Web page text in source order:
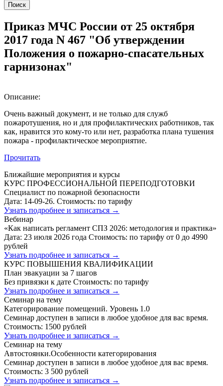
Поиск
Приказ МЧС России от 25 октября
2017 года N 467 "Об утверждении
Положения о пожарно-спасательных
гарнизонах"
Описание:
Очень важный документ, и не только для служб
пожаротушения, но и для профилактических работников, так
как, нравится это кому-то или нет, разработка плана тушения
пожара - профилактическое мероприятие.
Прочитать
Ближайшие мероприятия и курсы
КУРС ПРОФЕССИОНАЛЬНОЙ ПЕРЕПОДГОТОВКИ
Специалист по пожарной безопасности
Дата: 14-09-26. Стоимость: по тарифу
Узнать подробнее и записаться →
Вебинар
«Как написать регламент СПЗ 2026: методология и практика»
Дата: 23 июля 2026 года Стоимость: по тарифу от 0 до 4990
рублей
Узнать подробнее и записаться →
КУРС ПОВЫШЕНИЯ КВАЛИФИКАЦИИ
План эвакуации за 7 шагов
Без привязки к дате Стоимость: по тарифу
Узнать подробнее и записаться →
Семинар на тему
Категорирование помещений. Уровень 1.0
Семинар доступен в записи в любое удобное для вас время.
Стоимость: 1500 рублей
Узнать подробнее и записаться →
Семинар на тему
Автостоянки.Особенности категорирования
Семинар доступен в записи в любое удобное для вас время.
Стоимость: 3 500 рублей
Узнать подробнее и записаться →